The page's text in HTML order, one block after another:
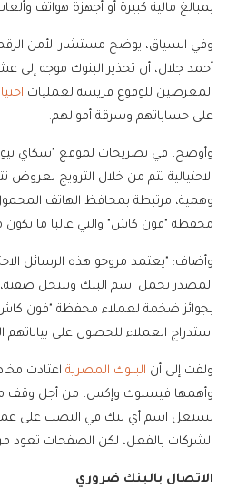
بمبالغ مالية كبيرة أو أجهزة هواتف
وفي السياق، يوضح مستشار الأمن
أحمد جلال، أن تحذير البنوك موجه إلى
المعرضين للوقوع فريسة لعمليات
على حساباتهم وسرقة أموالهم.
وأوضح، في تصريحات لموقع "سكاي نيوز
الاحتيالية تتم من خلال الترويج
وهمية، مرتبطة بمحافظ الهاتف
محفظة "فون كاش" والتي غالبا ما تكون
وأضاف: "يعتمد مروجو هذه الرسائل
المصدر تحمل اسم البنك وتنتحل
بجوائز ضخمة لعملاء محفظة "فون
استدراج العملاء للحصول على بياناتهم
ولفت إلى أن البنوك المصرية اعتادت
وأهمها فيسبوك وإكس، من أجل وقف
تستغل اسم أي بنك في النصب على
الشركات بالفعل، لكن الصفحات تعود
الاتصال بالبنك ضروري